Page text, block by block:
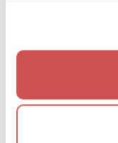
Soffor